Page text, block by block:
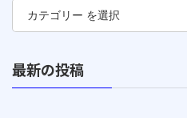
最新の投稿